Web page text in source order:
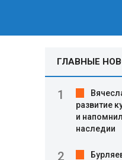
ГЛАВНЫЕ
развитие
и
наследии